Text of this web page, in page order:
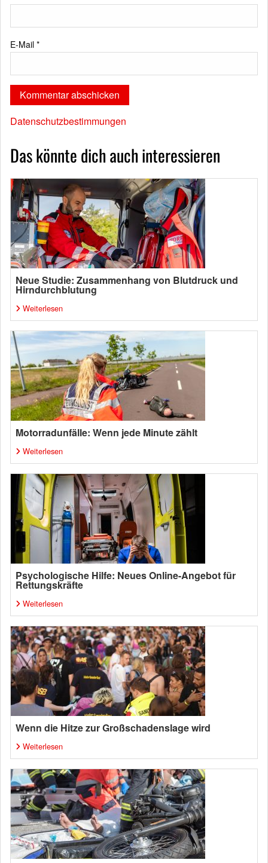
E-Mail *
Datenschutzbestimmungen
Das könnte dich auch interessieren
Neue Studie: Zusammenhang von Blutdruck und
Hirndurchblutung
Weiterlesen
Motorradunfälle: Wenn jede Minute zählt
Weiterlesen
Psychologische Hilfe: Neues Online-Angebot für
Rettungskräfte
Weiterlesen
Wenn die Hitze zur Großschadenslage wird
Weiterlesen